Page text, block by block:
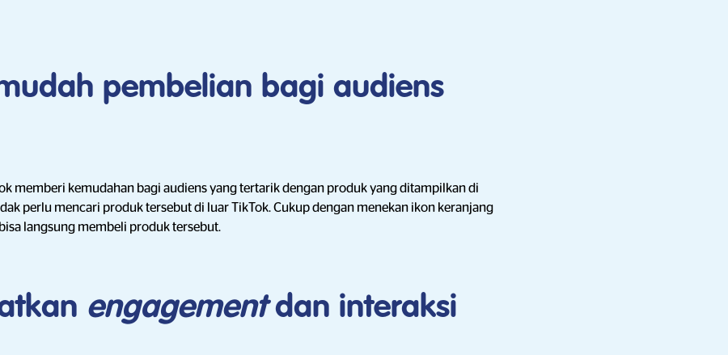
pembelian bagi audiens
memberi kemudahan bagi audiens yang tertarik dengan produk yang ditampilkan di
perlu mencari produk tersebut di luar TikTok. Cukup dengan menekan ikon keranjang
langsung membeli produk tersebut.
engagementdan interaksi